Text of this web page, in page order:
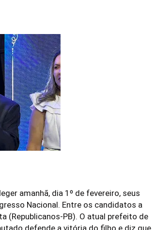
amanhã, dia 1º de fevereiro, seus
Nacional. Entre os candidatos a
(Republicanos-PB). O atual prefeito de
defende a vitória do filho e diz que